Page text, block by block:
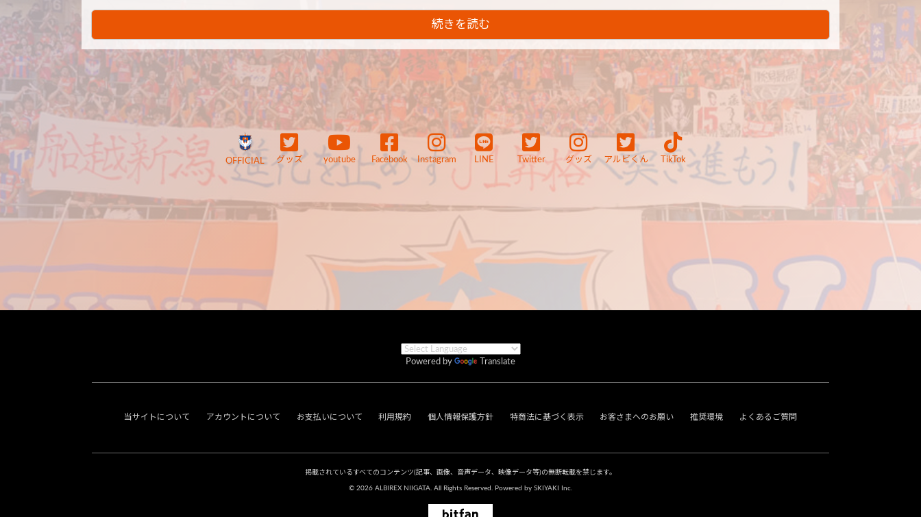
続きを読む
OFFICIAL グッズ youtube Facebook Instagram LINE Twitter グッズ アルビくん TikTok
Powered by Translate
当サイトについて アカウントについて お支払いについて 利用規約 個人情報保護方針 特商法に基づく表示 お客さまへのお願い 推奨環境 よくあるご質問
掲載されているすべてのコンテンツ(記事、画像、音声データ、映像データ等)の無断転載を禁じます。
© 2026 ALBIREX NIIGATA. All Rights Reserved. Powered by SKIYAKI Inc.